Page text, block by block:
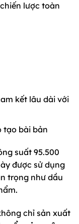
lược toàn
kết lâu dài với
tạo bài bản
suất 95.500
được sử dụng
trọng như dầu
chỉ sản xuất